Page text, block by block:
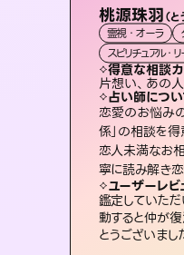
桃源珠羽（と
霊視・オーラ
スピリチュアル・リ
得意な相談
片想い、あの
占い師につ
恋愛のお悩み
係」の相談を
恋人未満なお
寧に読み解き
ユーザーレビ
鑑定していた
動すると仲が
とうございまし
おう
霊視・オ
オラクル
得意な
恋愛総合
占い師
霊視×オラ
「未来」
ち」まで
ントを優
ユーザー
不安な気
た…！よく
感じまし
ア
西
ル
得
恋愛
占
復縁
思い
いこ
紐解き
ユー
安心感
さな
持ちを
3,700年以上
複
い
た